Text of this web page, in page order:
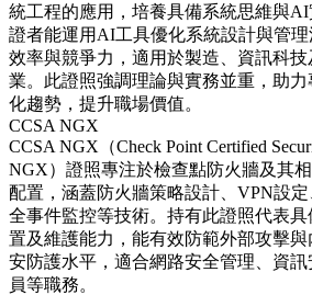
統工程的應用，培養具備系統思維與
證者能運用AI工具優化系統設計與管
效率與競爭力，適用於製造、資訊科
業。此證照強調理論與實務並重，助
化趨勢，提升職場價值。
CCSA NGX
CCSA NGX（Check Point Certified
NGX）證照專注於檢查點防火牆及其
配置，涵蓋防火牆策略設計、VPN設
全事件監控等技術。持有此證照代表
置及維護能力，能有效防範外部攻擊
安防護水平，適合網路安全管理、資
員等職務。